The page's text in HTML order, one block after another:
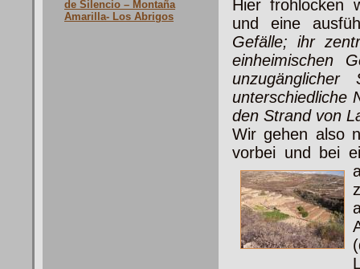
de Silencio – Montaña
Amarilla- Los Abrigos
Hier frohlocken
und eine
Gefälle; ihr
einheimischen
unterschiedliche
den Strand von
Wir gehen also
vorbei und bei